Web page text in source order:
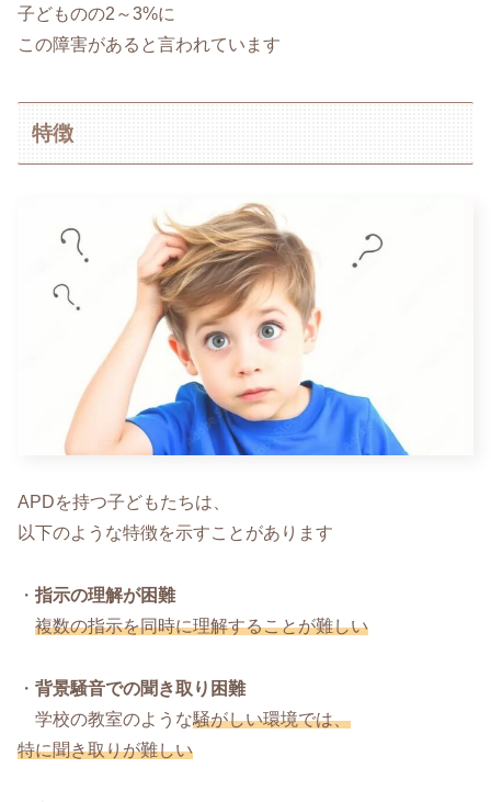
子どものの2～3%に
この障害があると言われています
特徴
APDを持つ子どもたちは、
以下のような特徴を示すことがあります
・ 指示の理解が困難
複数の指示を同時に理解することが難しい
・ 背景騒音での聞き取り困難
学校の教室のような騒がしい環境では、
特に聞き取りが難しい